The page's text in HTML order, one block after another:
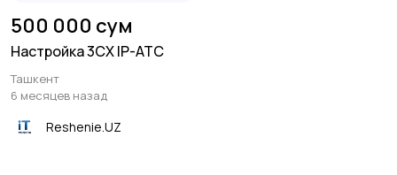
500 000 сум
Настройка 3CX IP-АТС
Ташкент
6 месяцев назад
Reshenie.UZ